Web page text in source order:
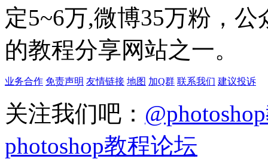
定5~6万,微博35万粉，
的教程分享网站之一。
业务合作 免责声明 友情链接 地图 加Q群 联系我们 建议投诉
关注我们吧：
photoshop教程论坛